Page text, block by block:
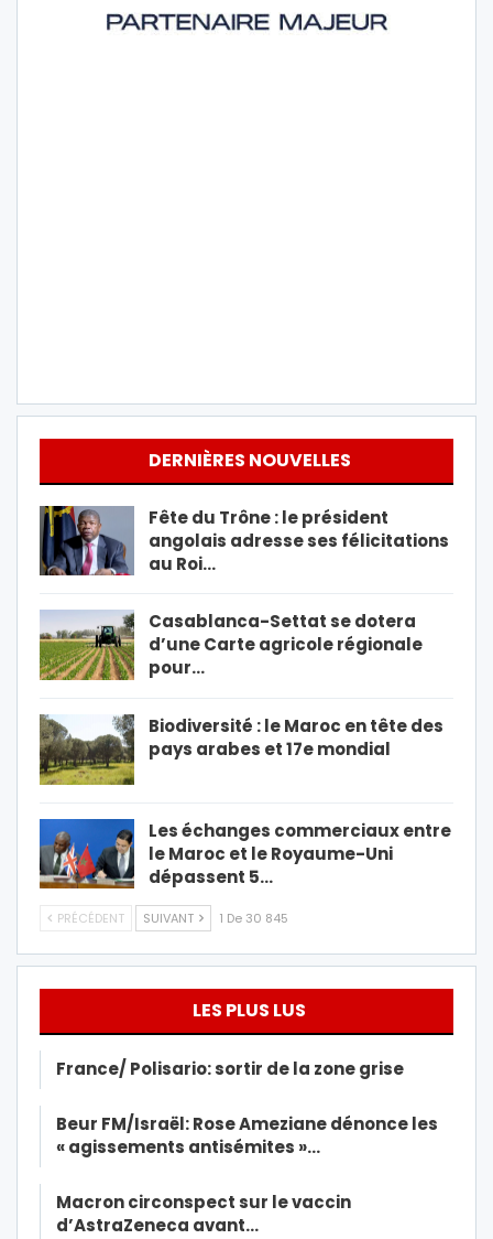
DERNIÈRES NOUVELLES
Fête du Trône : le président
angolais adresse ses félicitations
au Roi…
Casablanca-Settat se dotera
d’une Carte agricole régionale
pour…
Biodiversité : le Maroc en tête des
pays arabes et 17e mondial
Les échanges commerciaux entre
le Maroc et le Royaume-Uni
dépassent 5…
PRÉCÉDENT SUIVANT 1 De 30 845
LES PLUS LUS
France/ Polisario: sortir de la zone grise
Beur FM/Israël: Rose Ameziane dénonce les
« agissements antisémites »…
Macron circonspect sur le vaccin
d’AstraZeneca avant…